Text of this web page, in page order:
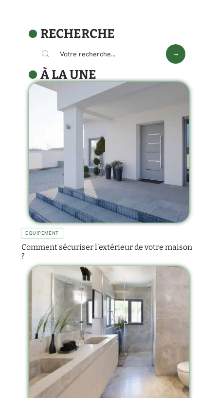
RECHERCHE
À LA UNE
EQUIPEMENT
Comment sécuriser l’extérieur de votre maison
?